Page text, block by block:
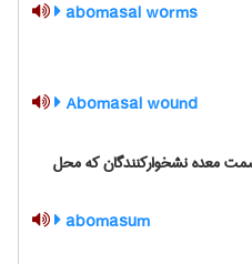
abomasal worms
Abomasal wound
معده نشخوارکنندگان که محل
abomasum